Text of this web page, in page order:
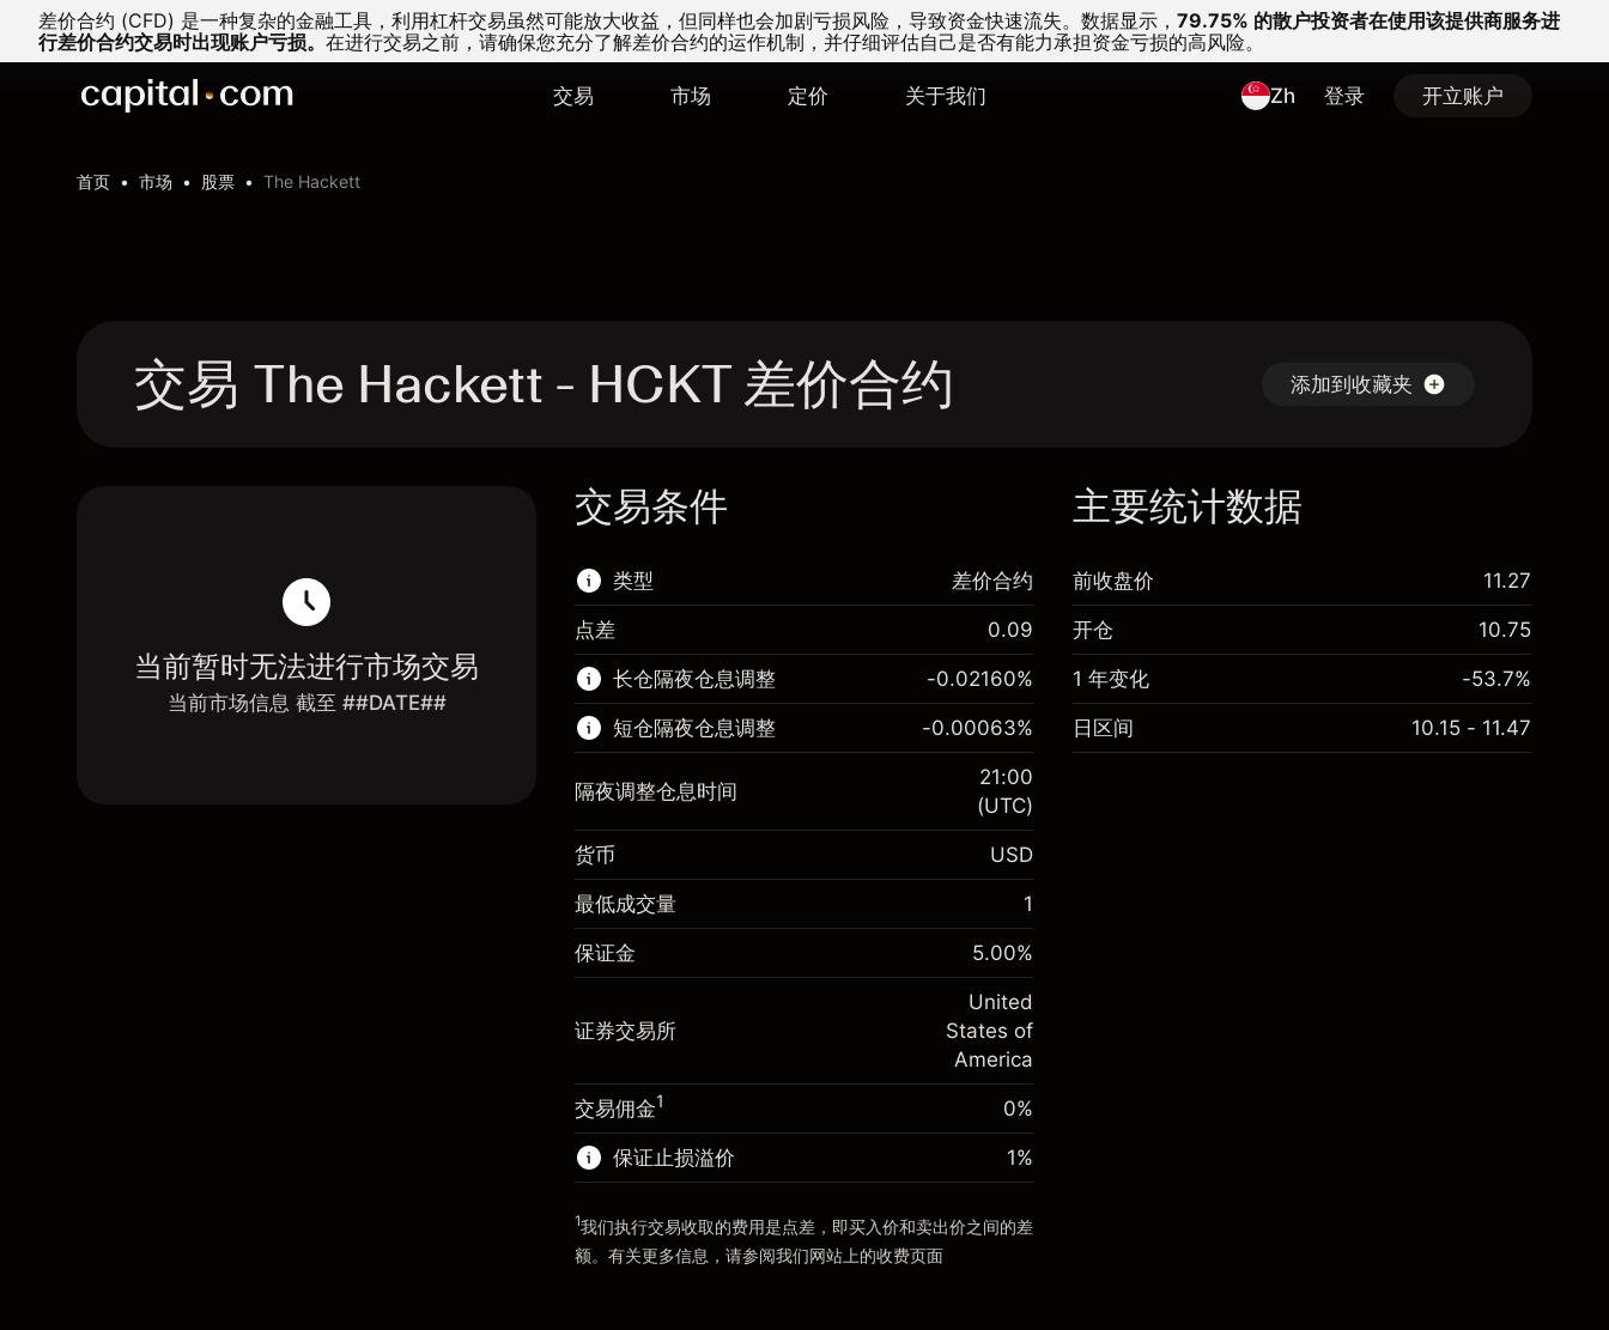
差价合约 (CFD) 是一种复杂的金融工具，利用杠杆交易虽然可能放大收益，但同样也会加剧亏损风险，导致资金快速流失。 数据显示， 79.75% 的散户投资者在使用该提供商服务进
行差价合约交易时出现账户亏损。 在进行交易之前，请确保您充分了解差价合约的运作机制，并仔细评估自己是否有能力承担资金亏损的高风险。
交易 市场 定价 关于我们 Zh 登录 开立账户
首页 市场 股票 The Hackett
交易 The Hackett - HCKT 差价合约 添加到收藏夹
当前暂时无法进行市场交易
当前市场信息 截至 ##DATE##
交易条件
类型
该金融市场可进行差价合约交易。
了解更多:
差价合约
差价合约
点差 0.09
长仓隔夜仓息调整
$1,000.00
隔夜仓息
来自头寸全值的费用
-0.021596
(-$4.32)
来自杠杆的资金 - 美元（大约值）
$19,000.00
前往平台
-0.02160%
短仓隔夜仓息调整
保证金。您的投资 $1,000.00
来自头寸全值的费用
-0.000626
(-$0.13)
使用杠杆的交易规模（大约值）
$20,000.00
$19,000.00
前往平台
-0.00063%
隔夜调整仓息时间
21:00
(UTC)
货币 USD
最低成交量 1
保证金 5.00%
证券交易所
United
States of
America
交易佣金1 0%
保证止损溢价
“服务费用”
1%
1我们执行交易收取的费用是点差，即买入价和卖出价之间的差
额。有关更多信息，请参阅我们网站上的收费页面
主要统计数据
前收盘价 11.27
开仓 10.75
1 年变化 -53.7%
日区间 10.15 - 11.47